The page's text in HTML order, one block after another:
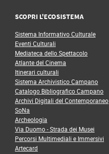
SCOPRI L'ECOSISTEMA
Sistema Informativo Culturale
Eventi Culturali
Mediateca dello Spettacolo
Atlante del Cinema
Itinerari culturali
Sistema Archivistico Campano
Catalogo Bibliografico Campano
Archivi Digitali del Contemporaneo
SoNa
Archeologia
Via Duomo - Strada dei Musei
Percorsi Multimediali e Immersivi
Artecard